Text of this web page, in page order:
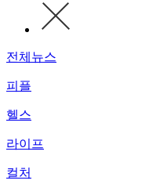
전체뉴스
피플
헬스
라이프
컬처